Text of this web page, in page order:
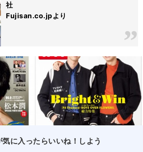
社
Fujisan.co.jpより
気に入ったらいいね！しよう